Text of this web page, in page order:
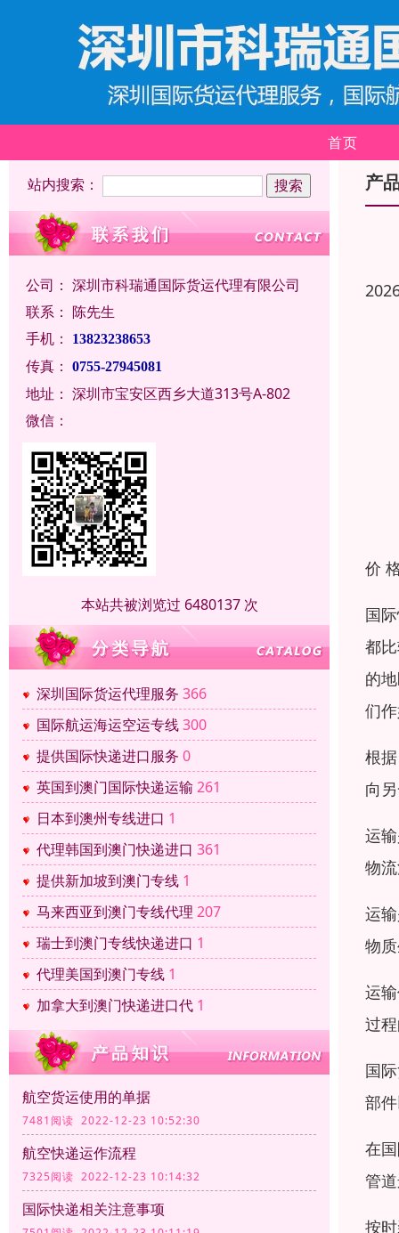
首页
站内搜索：
公司： 深圳市科瑞通国际货运代理有限公司
联系： 陈先生
手机：
13823238653
传真： 0755-27945081
地址： 深圳市宝安区西乡大道313号A-802
微信：
本站共被浏览过 6480137 次
深圳国际货运代理服务 366
国际航运海运空运专线300
提供国际快递进口服务 0
英国到澳门国际快递运输 261
日本到澳州专线进口 1
代理韩国到澳门快递进口 361
提供新加坡到澳门专线 1
马来西亚到澳门专线代理 207
瑞士到澳门专线快递进口 1
代理美国到澳门专线 1
加拿大到澳门快递进口代 1
航空货运使用的单据
7481阅读 2022-12-23 10:52:30
航空快递运作流程
7325阅读 2022-12-23 10:14:32
国际快递相关注意事项
产
价
国
都
的
们
根
向
运
物
运
物
运
过
国
部
在
管
按